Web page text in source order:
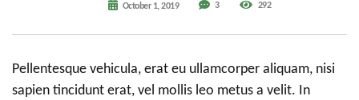
October 1, 2019 3 292
Pellentesque vehicula, erat eu ullamcorper aliquam, nisi
sapien tincidunt erat, vel mollis leo metus a velit. In